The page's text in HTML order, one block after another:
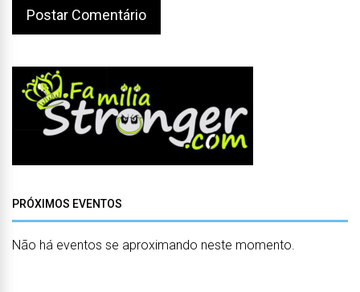
PRÓXIMOS EVENTOS
Não há eventos se aproximando neste momento.